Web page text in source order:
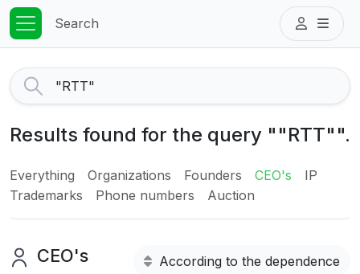
Search
Results found for the query ""RTT"".
Everything Organizations Founders CEO's
IP
Trademarks
Phone numbers Auction
CEO's According to the dependence